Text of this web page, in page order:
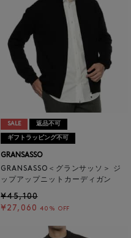
SALE 返品不可
ギフトラッピング不可
GRANSASSO
GRANSASSO＜グランサッソ＞ ジ
ップアップニットカーディガン
¥45,100
¥27,060 40% OFF